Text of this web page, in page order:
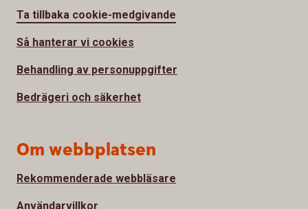
Ta tillbaka cookie-medgivande
Så hanterar vi cookies
Behandling av personuppgifter
Bedrägeri och säkerhet
Om webbplatsen
Rekommenderade webbläsare
Användarvillkor